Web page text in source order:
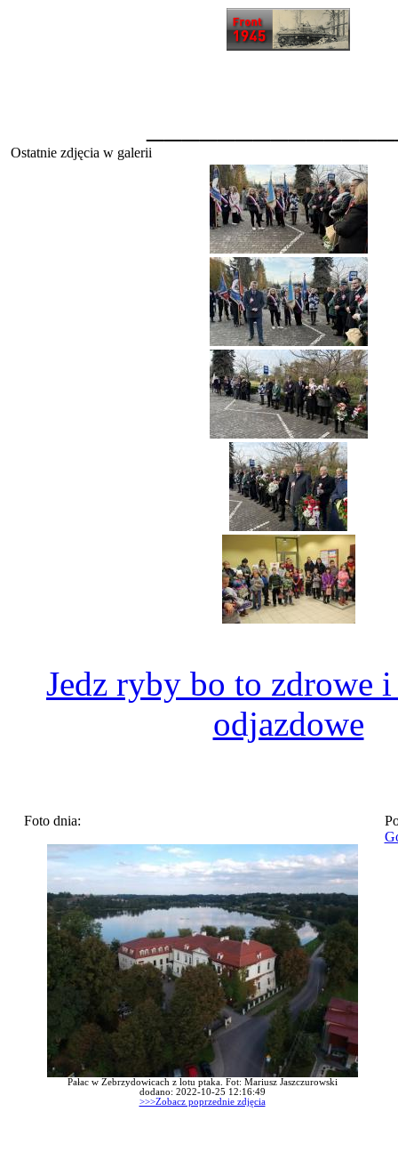
Ostatnie zdjęcia w galerii
Jedz ryby bo to zdrowe i
odjazdowe
Foto dnia:
Pałac w Zebrzydowicach z lotu ptaka. Fot: Mariusz Jaszczurowski
dodano: 2022-10-25 12:16:49
>>>Zobacz poprzednie zdjęcia